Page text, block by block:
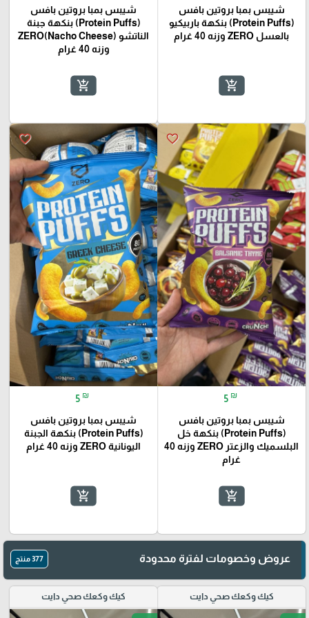
🎓
شيبس بمبا بروتين بافس
(Protein Puffs) بنكهة باربيكيو
بالعسل ZERO وزنه 40 غرام
add_shopping_cart
شيبس بمبا بروتين بافس
(Protein Puffs) بنكهة جبنة
الناتشو (Nacho Cheese)ZERO
وزنه 40 غرام
add_shopping_cart
favorite_border
5 ₪
شيبس بمبا بروتين بافس
(Protein Puffs) بنكهة خل
البلسميك والزعتر ZERO وزنه 40
غرام
add_shopping_cart
favorite_border
5 ₪
شيبس بمبا بروتين بافس
(Protein Puffs) بنكهة الجبنة
اليونانية ZERO وزنه 40 غرام
add_shopping_cart
عروض وخصومات لفترة محدودة 377 منتج
كيك وكعك صحي دايت كيك وكعك صحي دايت